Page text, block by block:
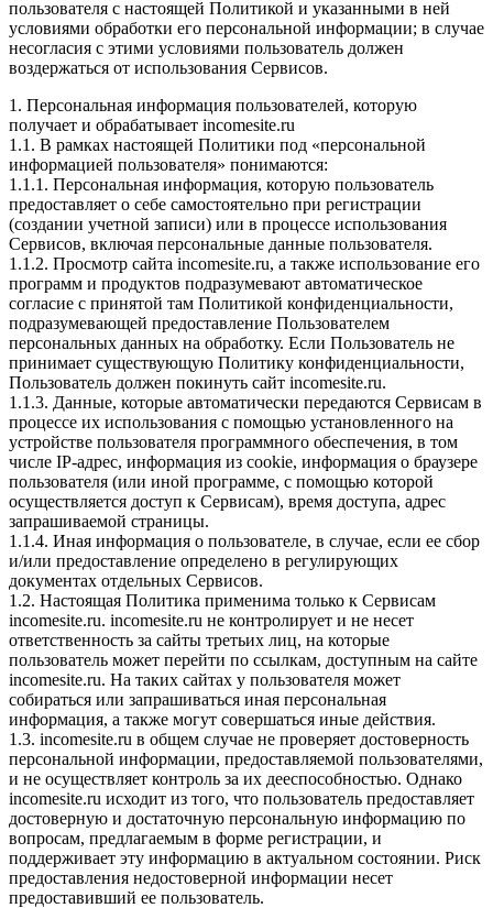
пользователя с настоящей Политикой и указанными в ней
условиями обработки его персональной информации; в случае
несогласия с этими условиями пользователь должен
воздержаться от использования Сервисов.
1. Персональная информация пользователей, которую
получает и обрабатывает incomesite.ru
1.1. В рамках настоящей Политики под «персональной
информацией пользователя» понимаются:
1.1.1. Персональная информация, которую пользователь
предоставляет о себе самостоятельно при регистрации
(создании учетной записи) или в процессе использования
Сервисов, включая персональные данные пользователя.
1.1.2. Просмотр сайта incomesite.ru, а также использование его
программ и продуктов подразумевают автоматическое
согласие с принятой там Политикой конфиденциальности,
подразумевающей предоставление Пользователем
персональных данных на обработку. Если Пользователь не
принимает существующую Политику конфиденциальности,
Пользователь должен покинуть сайт incomesite.ru.
1.1.3. Данные, которые автоматически передаются Сервисам в
процессе их использования с помощью установленного на
устройстве пользователя программного обеспечения, в том
числе IP-адрес, информация из cookie, информация о браузере
пользователя (или иной программе, с помощью которой
осуществляется доступ к Сервисам), время доступа, адрес
запрашиваемой страницы.
1.1.4. Иная информация о пользователе, в случае, если ее сбор
и/или предоставление определено в регулирующих
документах отдельных Сервисов.
1.2. Настоящая Политика применима только к Сервисам
incomesite.ru. incomesite.ru не контролирует и не несет
ответственность за сайты третьих лиц, на которые
пользователь может перейти по ссылкам, доступным на сайте
incomesite.ru. На таких сайтах у пользователя может
собираться или запрашиваться иная персональная
информация, а также могут совершаться иные действия.
1.3. incomesite.ru в общем случае не проверяет достоверность
персональной информации, предоставляемой пользователями,
и не осуществляет контроль за их дееспособностью. Однако
incomesite.ru исходит из того, что пользователь предоставляет
достоверную и достаточную персональную информацию по
вопросам, предлагаемым в форме регистрации, и
поддерживает эту информацию в актуальном состоянии. Риск
предоставления недостоверной информации несет
предоставивший ее пользователь.